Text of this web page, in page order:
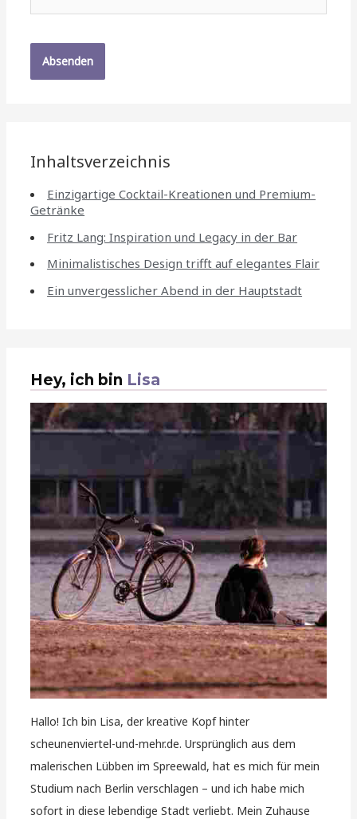
Inhaltsverzeichnis
Einzigartige Cocktail-Kreationen und Premium-
Getränke
Fritz Lang: Inspiration und Legacy in der Bar
Minimalistisches Design trifft auf elegantes Flair
Ein unvergesslicher Abend in der Hauptstadt
Hey, ich bin Lisa
Hallo! Ich bin Lisa, der kreative Kopf hinter
scheunenviertel-und-mehr.de. Ursprünglich aus dem
malerischen Lübben im Spreewald, hat es mich für mein
Studium nach Berlin verschlagen – und ich habe mich
sofort in diese lebendige Stadt verliebt. Mein Zuhause